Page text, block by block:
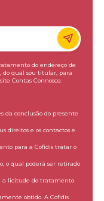
do endereço de
qual sou titular, para
Contas Connosco.
da conclusão do presente
direitos e os contactos e
para a Cofidis tratar o
o qual poderá ser retirado
a licitude do tratamento
obtido. A Cofidis